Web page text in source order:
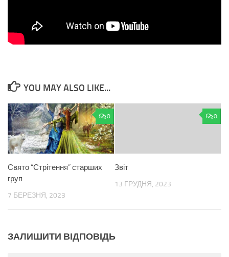
YOU MAY ALSO LIKE...
0
Свято “Стрітення” старших
груп
7 БЕРЕЗНЯ, 2023
0
Звіт
13 ГРУДНЯ, 2023
ЗАЛИШИТИ ВІДПОВІДЬ